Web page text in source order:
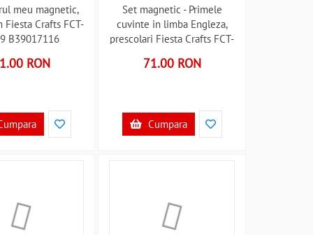
meu magnetic,
Fiesta Crafts FCT-
B39017116
RON
Set magnetic - Primele
cuvinte in limba Engleza,
prescolari Fiesta Crafts FCT-
71.00 RON
Cumpara